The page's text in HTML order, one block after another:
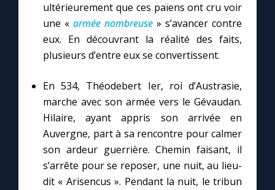
ultérieurement que ces païens ont cru voir
une « armée nombreuse » s’avancer contre
eux. En découvrant la réalité des faits,
plusieurs d’entre eux se convertissent.
En 534, Théodebert Ier, roi d’Austrasie,
marche avec son armée vers le Gévaudan.
Hilaire, ayant appris son arrivée en
Auvergne, part à sa rencontre pour calmer
son ardeur guerrière. Chemin faisant, il
s’arrête pour se reposer, une nuit, au lieu-
dit « Arisencus ». Pendant la nuit, le tribun